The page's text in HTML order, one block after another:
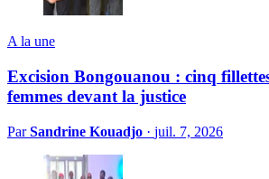
A la une
Excision Bongouanou : cinq
femmes devant la justice
ParSandrine Kouadjo · juil. 7, 2026